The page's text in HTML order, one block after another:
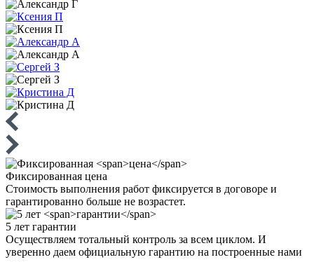
Фиксированная цена
Стоимость выполнения работ фиксируется в договоре и
гарантированно больше не возрастет.
5 лет гарантии
Осуществляем тотальный контроль за всем циклом. И
уверенно даем официальную гарантию на построенные нами